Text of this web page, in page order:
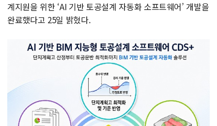
계지원을 위한 ‘AI 기반 토공설계 자동화 소프트웨어’ 개발을
완료했다고 25일 밝혔다.